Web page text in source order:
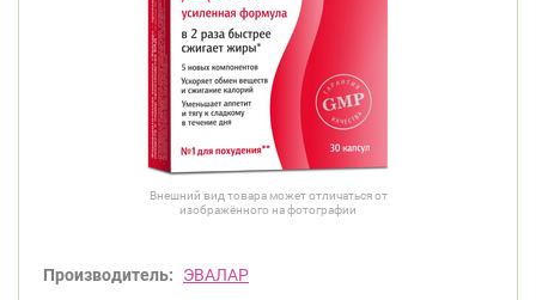
Внешний вид товара может отличаться от
изображённого на фотографии
Производитель: ЭВАЛАР